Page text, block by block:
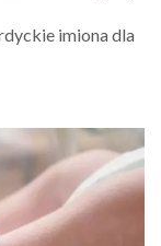
imiona dla